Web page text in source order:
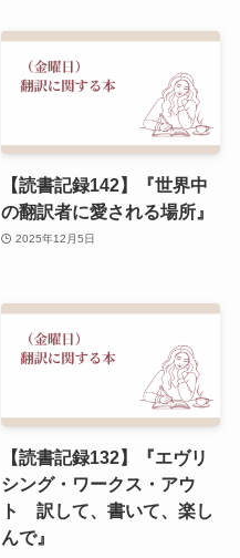
【読書記録142】『世界中
の翻訳者に愛される場所』
2025年12月5日
【読書記録132】『エヴリ
シング・ワークス・アウ
ト 訳して、書いて、楽し
んで』